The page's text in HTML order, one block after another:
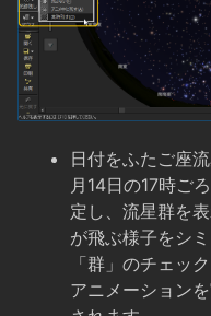
日付をふたご座
月14日の17時ご
定し、流星群を
が飛ぶ様子をシ
「群」のチェッ
アニメーション